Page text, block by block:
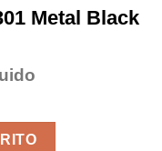
Metal Black
cantidad